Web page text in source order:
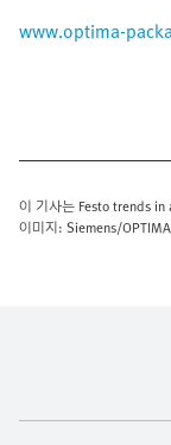
www.optima-
이 기사는 Festo trends
이미지: Siemens/OPTIMA